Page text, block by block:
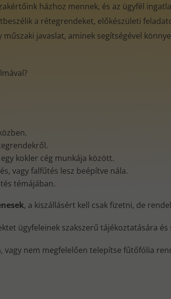
házhoz mennek, és az ügyfél
a rétegrendeket, előkészületi
javaslat, aminek segítségével
kokler cég munkája között.
vagy falfűtés lesz beépítve nála.
témájában.
, a kiszállásért kell csak fizetni, de
ügyfeleinek szakszerű tájékoztatására és
vagy nem megfelelően telepítse fűtőfólia